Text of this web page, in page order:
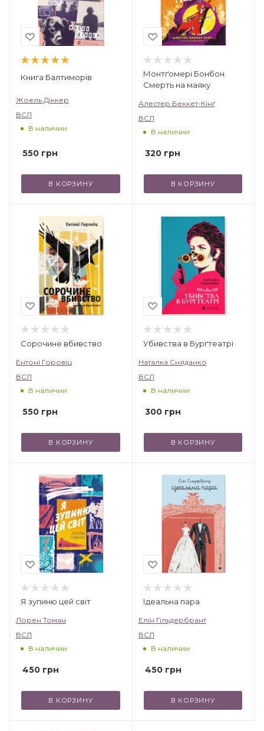
проектах, благодійних заходах надає
підтримку громадським ініціативам.
Книга Балтиморів
Жоель Діккер
ВСЛ
В наличии
550 грн
В КОРЗИНУ
Монтґомері Бонбон.
Смерть на маяку
Алестер Беккет-Кінґ
ВСЛ
В наличии
320грн
В КОРЗИНУ
Сорочине вбивство
Ентоні Горовіц
ВСЛ
В наличии
550 грн
В КОРЗИНУ
Убивства в Бурґтеатрі
Наталка Сняданко
ВСЛ
В наличии
300грн
В КОРЗИНУ
Я зупиню цей світ
Лорен Томан
ВСЛ
В наличии
450 грн
В КОРЗИНУ
Ідеальна пара
Елін Гільдербрант
ВСЛ
В наличии
450грн
В КОРЗИНУ